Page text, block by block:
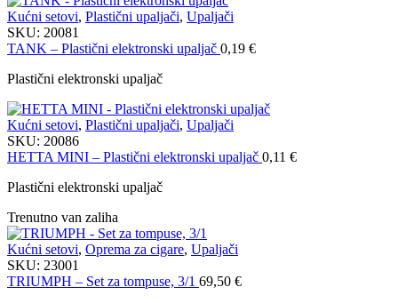
Kućni setovi, Plastični upaljači, Upaljači
SKU: 20081
TANK – Plastični elektronski upaljač 0,19 €
Plastični elektronski upaljač
Kućni setovi, Plastični upaljači, Upaljači
SKU: 20086
HETTA MINI – Plastični elektronski upaljač 0,11 €
Plastični elektronski upaljač
Trenutno van zaliha
Kućni setovi, Oprema za cigare, Upaljači
SKU: 23001
TRIUMPH – Set za tompuse, 3/1 69,50 €